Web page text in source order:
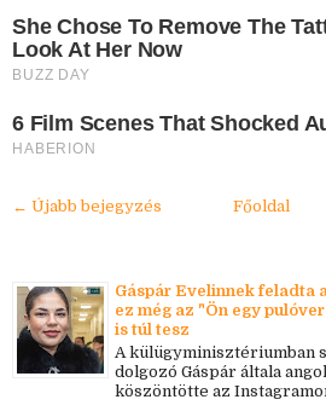
She Chose To Remove The
Look At Her Now
BUZZ DAY
6 Film Scenes That Shocked
HABERION
← Újabb bejegyzés Főoldal
Gáspár Evelinnek feladta
ez még az "Ön egy
is túl tesz
A külügyminisztériumban
dolgozó Gáspár általa
köszöntötte az